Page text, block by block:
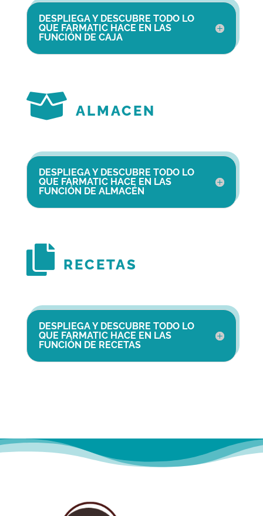
DESPLIEGA Y DESCUBRE TODO LO
QUE FARMATIC HACE EN LAS
FUNCIÓN DE CAJA
 ALMACEN
DESPLIEGA Y DESCUBRE TODO LO
QUE FARMATIC HACE EN LAS
FUNCIÓN DE ALMACÉN
 RECETAS
DESPLIEGA Y DESCUBRE TODO LO
QUE FARMATIC HACE EN LAS
FUNCIÓN DE RECETAS